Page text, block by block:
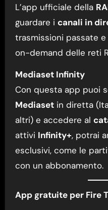
L’app ufficiale della
guardare i canali in
trasmissioni passate
on-demand delle reti
Mediaset Infinity
Con questa app puoi
Mediasetin diretta
altri) e accedere al
attivi Infinity+, potrai
esclusivi, come le
con un abbonamento.
App gratuite per Fire